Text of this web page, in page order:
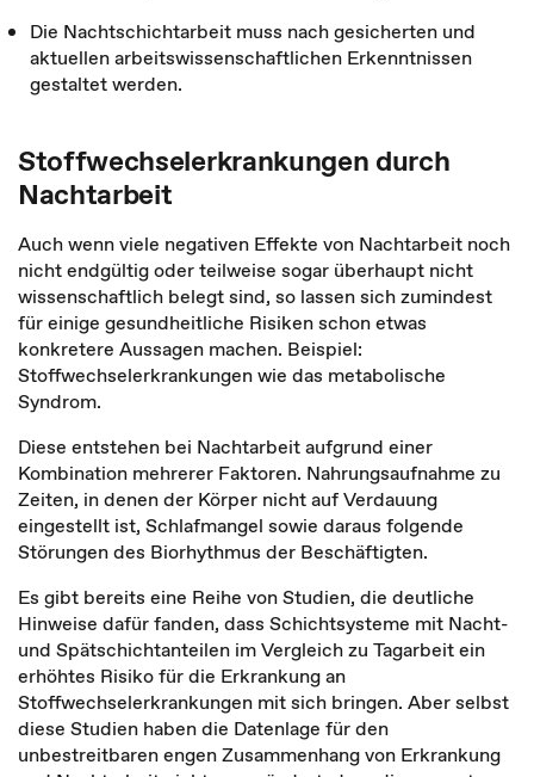
Die Nachtschichtarbeit muss nach gesicherten und
aktuellen arbeitswissenschaftlichen Erkenntnissen
gestaltet werden.
Stoffwechselerkrankungen durch
Nachtarbeit
Auch wenn viele negativen Effekte von Nachtarbeit noch
nicht endgültig oder teilweise sogar überhaupt nicht
wissenschaftlich belegt sind, so lassen sich zumindest
für einige gesundheitliche Risiken schon etwas
konkretere Aussagen machen. Beispiel:
Stoffwechselerkrankungen wie das metabolische
Syndrom.
Diese entstehen bei Nachtarbeit aufgrund einer
Kombination mehrerer Faktoren. Nahrungsaufnahme zu
Zeiten, in denen der Körper nicht auf Verdauung
eingestellt ist, Schlafmangel sowie daraus folgende
Störungen des Biorhythmus der Beschäftigten.
Es gibt bereits eine Reihe von Studien, die deutliche
Hinweise dafür fanden, dass Schichtsysteme mit Nacht-
und Spätschichtanteilen im Vergleich zu Tagarbeit ein
erhöhtes Risiko für die Erkrankung an
Stoffwechselerkrankungen mit sich bringen. Aber selbst
diese Studien haben die Datenlage für den
unbestreitbaren engen Zusammenhang von Erkrankung